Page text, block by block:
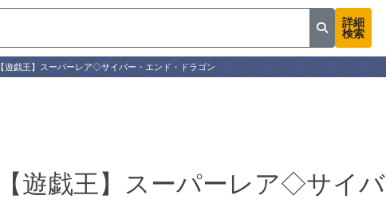
詳細
検索
【遊戯王】スーパーレア◇サイバー・エンド・ドラゴン
【遊戯王】スーパーレア◇サイバ